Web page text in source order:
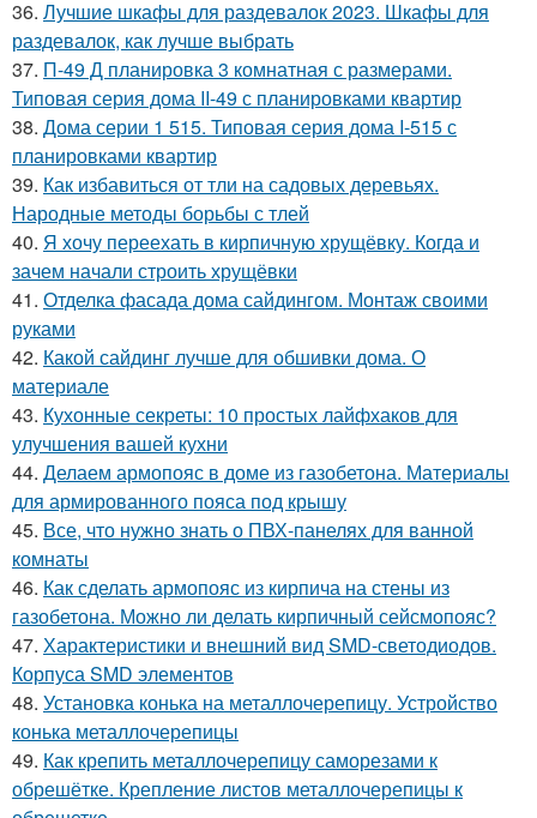
36. Лучшие шкафы для раздевалок 2023. Шкафы для
раздевалок, как лучше выбрать
37. П-49 Д планировка 3 комнатная с размерами.
Типовая серия дома II-49 с планировками квартир
38. Дома серии 1 515. Типовая серия дома I-515 с
планировками квартир
39. Как избавиться от тли на садовых деревьях.
Народные методы борьбы с тлей
40. Я хочу переехать в кирпичную хрущёвку. Когда и
зачем начали строить хрущёвки
41. Отделка фасада дома сайдингом. Монтаж своими
руками
42. Какой сайдинг лучше для обшивки дома. О
материале
43. Кухонные секреты: 10 простых лайфхаков для
улучшения вашей кухни
44. Делаем армопояс в доме из газобетона. Материалы
для армированного пояса под крышу
45. Все, что нужно знать о ПВХ-панелях для ванной
комнаты
46. Как сделать армопояс из кирпича на стены из
газобетона. Можно ли делать кирпичный сейсмопояс?
47. Характеристики и внешний вид SMD-светодиодов.
Корпуса SMD элементов
48. Установка конька на металлочерепицу. Устройство
конька металлочерепицы
49. Как крепить металлочерепицу саморезами к
обрешётке. Крепление листов металлочерепицы к